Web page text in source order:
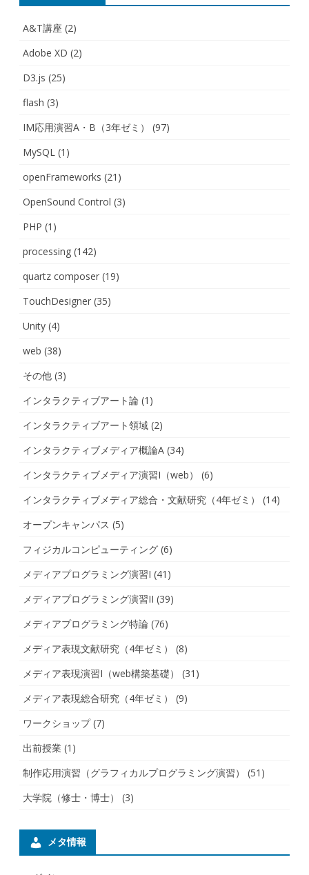
ン
A&T講座 (2)
Adobe XD (2)
D3.js (25)
flash (3)
IM応用演習A・B（3年ゼミ）
(97)
MySQL (1)
openFrameworks (21)
OpenSound Control (3)
PHP (1)
processing (142)
quartz composer (19)
TouchDesigner (35)
Unity (4)
web (38)
その他 (3)
インタラクティブアート論 (1)
インタラクティブアート領域 (2)
インタラクティブメディア概論A (34)
インタラクティブメディア演習I（web）
(6)
インタラクティブメディア総合・文献研究（4年ゼミ）
(14)
オープンキャンパス (5)
フィジカルコンピューティング (6)
メディアプログラミング演習I (41)
メディアプログラミング演習II (39)
メディアプログラミング特論 (76)
メディア表現文献研究（4年ゼミ）
(8)
メディア表現演習I（web構築基礎）
(31)
メディア表現総合研究（4年ゼミ）
(9)
ワークショップ(7)
出前授業 (1)
制作応用演習（グラフィカルプログラミング演習）
(51)
大学院（修士・博士）
(3)
メタ情報